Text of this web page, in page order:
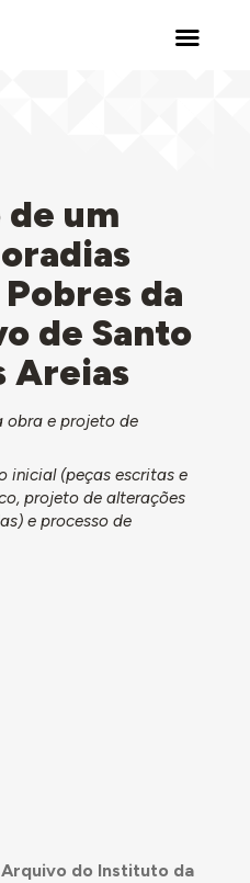
um
da
de Santo
Areias
obra e projeto de
inicial (peças escritas e
projeto de alterações
e processo de
do Instituto da